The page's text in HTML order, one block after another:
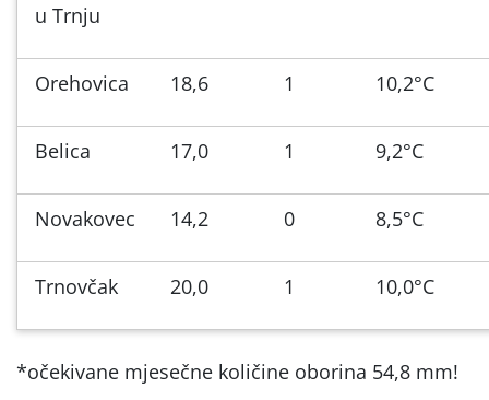
u Trnju
Orehovica 18,6 1 10,2°C
Belica 17,0 1 9,2°C
Novakovec 14,2 0 8,5°C
Trnovčak 20,0 1 10,0°C
*očekivane mjesečne količine oborina 54,8 mm!